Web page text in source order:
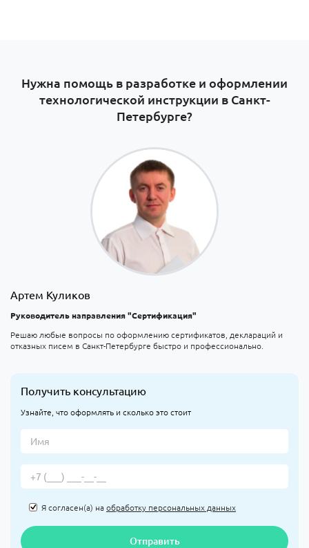
Нужна помощь в разработке и оформлении
технологической инструкции в Санкт-
Петербурге?
Артем Куликов
Руководитель направления "Сертификация"
Решаю любые вопросы по оформлению сертификатов, деклараций и
отказных писем в Санкт-Петербурге быстро и профессионально.
Получить консультацию
Узнайте, что оформлять и сколько это стоит
Я согласен(а) наобработку персональных данных
Отправить